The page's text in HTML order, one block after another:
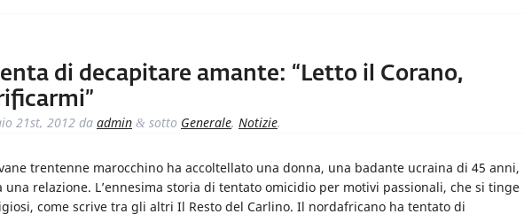
di decapitare amante: “Letto il Corano,
21st, 2012 da admin & sotto Generale, Notizie.
trentenne marocchino ha accoltellato una donna, una badante ucraina di 45 anni,
una relazione. L’ennesima storia di tentato omicidio per motivi passionali, che si tinge
come scrive tra gli altri Il Resto del Carlino. Il nordafricano ha tentato di